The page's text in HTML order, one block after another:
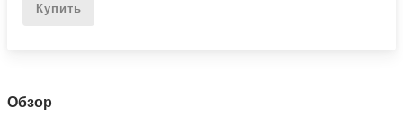
Купить
Обзор